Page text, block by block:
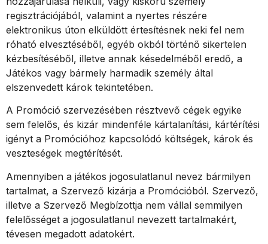
regisztrációjából, valamint a nyertes részére
elektronikus úton elküldött értesítésnek neki fel nem
róható elvesztéséből, egyéb okból történő sikertelen
kézbesítéséből, illetve annak késedelméből eredő, a
Játékos vagy bármely harmadik személy által
elszenvedett károk tekintetében.
A Promóció szervezésében résztvevő cégek egyike
sem felelős, és kizár mindenféle kártalanítási, kártérítési
igényt a Promócióhoz kapcsolódó költségek, károk és
veszteségek megtérítését.
Amennyiben a játékos jogosulatlanul nevez bármilyen
tartalmat, a Szervező kizárja a Promócióból. Szervező,
illetve a Szervező Megbízottja nem vállal semmilyen
felelősséget a jogosulatlanul nevezett tartalmakért,
tévesen megadott adatokért.